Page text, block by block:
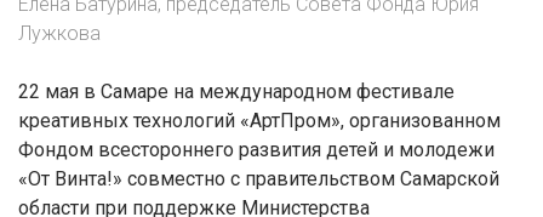
Лужкова
22 мая в Самаре на международном фестивале
креативных технологий «АртПром», организованном
Фондом всестороннего развития детей и молодежи
«От Винта!» совместно с правительством Самарской
области при поддержке Министерства